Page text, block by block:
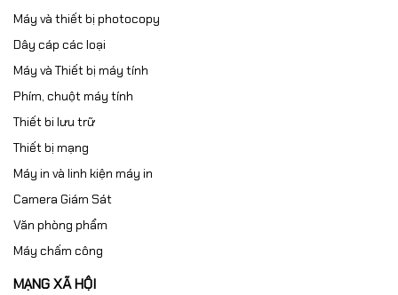
Máy và thiết bị photocopy
Dây cáp các loại
Máy và Thiết bị máy tính
Phím, chuột máy tính
Thiết bi lưu trữ
Thiết bị mạng
Máy in và linh kiện máy in
Camera Giám Sát
Văn phòng phẩm
Máy chấm công
MẠNG XÃ HỘI